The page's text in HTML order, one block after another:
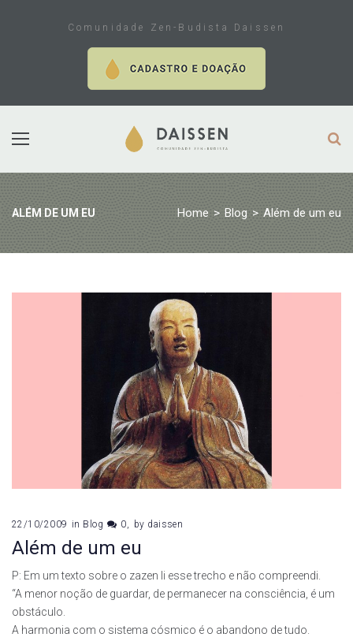
Comunidade Zen-Budista Daissen
ALÉM DE UM EU Home > Blog > Além de um eu
22/10/2009 in Blog 0 by daissen
Além de um eu
P: Em um texto sobre o zazen li esse trecho e não compreendi.
“A menor noção de guardar, de permanecer na consciência, é um
obstáculo.
A harmonia com o sistema cósmico é o abandono de tudo.